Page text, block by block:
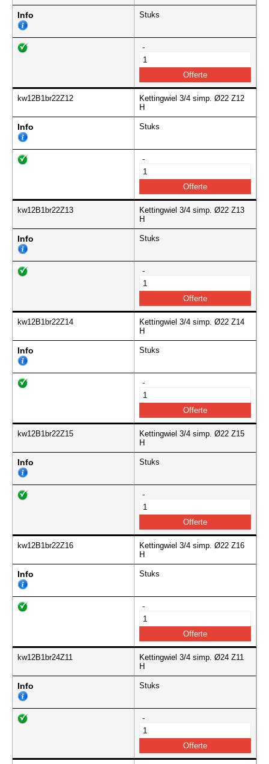
Info Stuks
-
kw12B1br22Z12
Kettingwiel 3/4 simp. Ø22 Z12
H
Info Stuks
-
kw12B1br22Z13
Kettingwiel 3/4 simp. Ø22 Z13
H
Info Stuks
-
kw12B1br22Z14
Kettingwiel 3/4 simp. Ø22 Z14
H
Info Stuks
-
kw12B1br22Z15
Kettingwiel 3/4 simp. Ø22 Z15
H
Info Stuks
-
kw12B1br22Z16
Kettingwiel 3/4 simp. Ø22 Z16
H
Info Stuks
-
kw12B1br24Z11
Kettingwiel 3/4 simp. Ø24 Z11
H
Info Stuks
-